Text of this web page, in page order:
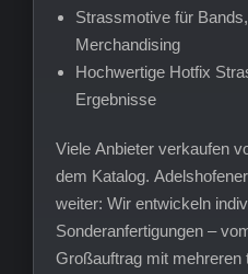
Strassmotive für
Merchandising
Hochwertige Hotfix
Ergebnisse
Viele Anbieter verkaufen
dem Katalog.
weiter: Wir entwickeln
Sonderanfertigungen –
Großauftrag mit mehreren